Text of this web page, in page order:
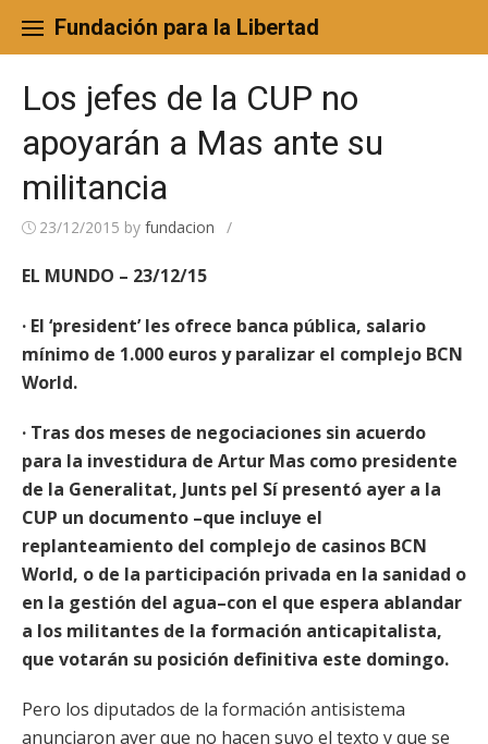
content
Fundación para la Libertad
Los jefes de la CUP no
apoyarán a Mas ante su
militancia
23/12/2015 by fundacion /
EL MUNDO – 23/12/15
· El ‘president’ les ofrece banca pública, salario
mínimo de 1.000 euros y paralizar el complejo BCN
World.
· Tras dos meses de negociaciones sin acuerdo
para la investidura de Artur Mas como presidente
de la Generalitat, Junts pel Sí presentó ayer a la
CUP un documento –que incluye el
replanteamiento del complejo de casinos BCN
World, o de la participación privada en la sanidad o
en la gestión del agua–con el que espera ablandar
a los militantes de la formación anticapitalista,
que votarán su posición definitiva este domingo.
Pero los diputados de la formación antisistema
anunciaron ayer que no hacen suyo el texto y que se